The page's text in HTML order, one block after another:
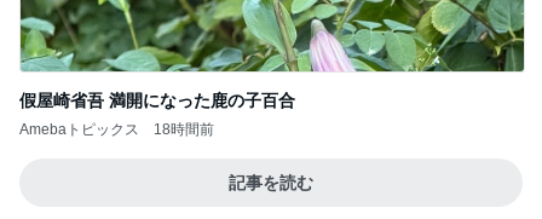
假屋崎省吾 満開になった鹿の子百合
Amebaトピックス 18時間前
記事を読む